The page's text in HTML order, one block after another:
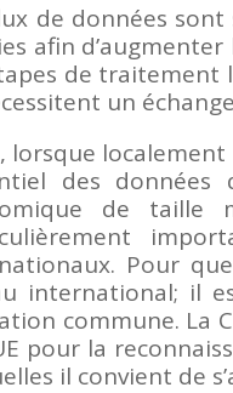
de données
afin
de traitement
un
lorsque
des données
de taille
Pour
international; il
commune. La
pour la
il convient de